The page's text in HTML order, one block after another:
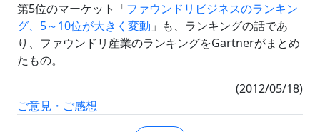
第5位のマーケット「ファウンドリビジネスのランキン
グ、5～10位が大きく変動」も、ランキングの話であ
り、ファウンドリ産業のランキングをGartnerがまとめ
たもの。
(2012/05/18)
ご意見・ご感想